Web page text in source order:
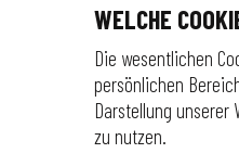
WELCHE
Die wesentlichen
persönlichen
Darstellung unserer
zu nutzen.